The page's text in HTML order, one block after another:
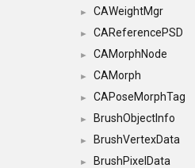
► CAWeightMgr
► CAReferencePSD
► CAMorphNode
► CAMorph
► CAPoseMorphTag
► BrushObjectInfo
► BrushVertexData
► BrushPixelData